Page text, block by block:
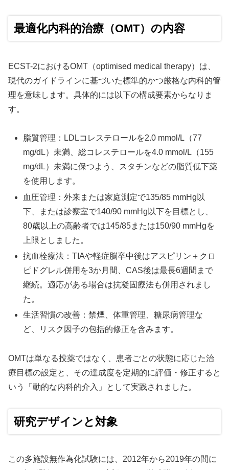
最適化内科的治療（OMT）の内容
ECST-2におけるOMT（optimised medical therapy）は、
現代のガイドラインに基づいた標準的かつ厳格な内科的管
理を意味します。具体的には以下の構成要素からなりま
す。
脂質管理：LDLコレステロールを2.0 mmol/L（77
mg/dL）未満、総コレステロールを4.0 mmol/L（155
mg/dL）未満に保つよう、スタチンなどの脂質低下薬
を使用します。
血圧管理：外来または家庭測定で135/85 mmHg以
下、または診察室で140/90 mmHg以下を目標とし、
80歳以上の高齢者では145/85または150/90 mmHgを
上限としました。
抗血栓療法：TIAや軽症脳卒中後はアスピリン＋クロ
ピドグレル併用を3か月間、CAS後は最長6週間まで
継続。適応がある場合は抗凝固療法も併用されまし
た。
生活習慣の改善：禁煙、体重管理、糖尿病管理な
ど、リスク因子の包括的修正を含みます。
OMTは単なる投薬ではなく、患者ごとの状態に応じた治
療目標の設定と、その達成度を定期的に評価・修正すると
いう「動的な内科的介入」として実践されました。
研究デザインと対象
この多施設無作為化試験には、2012年から2019年の間に